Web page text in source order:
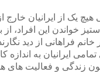
هیچ یک از ایرانیان خارج
ستیز خواندن این افراد،
فراهانی از دید
ایرانیان به
زندگی و فعالیت